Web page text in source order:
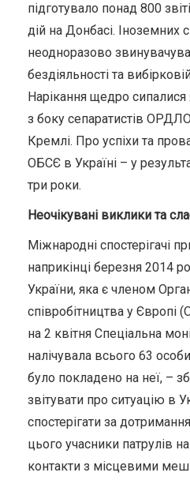
підготувало понад 800
дій на Донбасі. Іноземних
неодноразово
бездіяльності та
Нарікання щедро сипалися
з боку сепаратистів ОРДЛО
Кремлі. Про успіхи та
ОБСЄ в Україні – у
три роки.
Неочікувані виклики та
Міжнародні спостерігачі
наприкінці березня 2014
України, яка є членом
співробітництва у Європі
на 2 квітня Спеціальна
налічувала всього 63
було покладено на неї, –
звітувати про ситуацію в
спостерігати за
цього учасники патрулів
контакти з місцевими